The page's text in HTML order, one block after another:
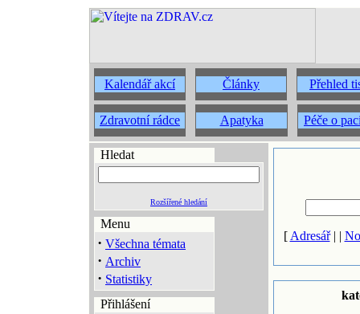
Kalendář akcí Články Přehled
Zdravotní rádce Apatyka Péče o
Hledat
Rozšířené hledání
Menu
· Všechna témata
· Archiv
· Statistiky
Přihlášení
[ Adresář| |